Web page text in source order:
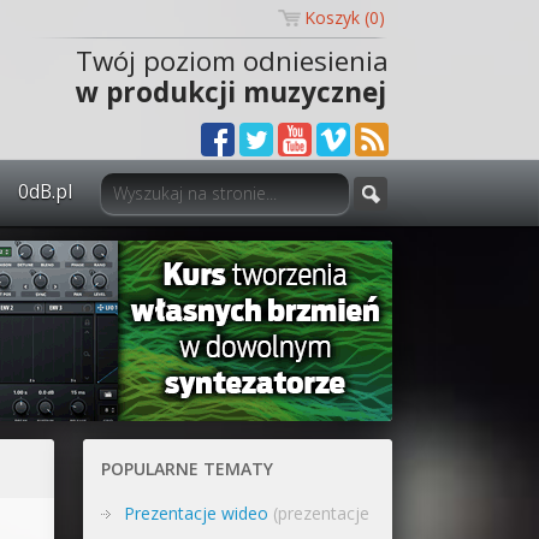
Koszyk (0)
Twój poziom odniesienia
w produkcji muzycznej
0dB.pl
0dB.pl - informacje
Newsletter
Materiały dla mediów
Archiwum aktualności
POPULARNE TEMATY
Prezentacje wideo (prezentacje